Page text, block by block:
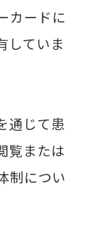
カードに
していま
通じて患
覧または
制につい